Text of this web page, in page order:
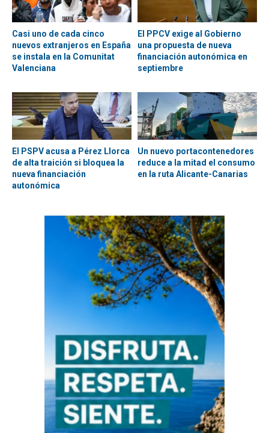
Casi uno de cada cinco
nuevos extranjeros en España
se instala en la Comunitat
Valenciana
El PPCV exige al Gobierno
una propuesta de nueva
financiación autonómica en
septiembre
El PSPV acusa a Pérez Llorca
de alta traición si bloquea la
nueva financiación
autonómica
Un nuevo portacontenedores
reduce a la mitad el consumo
en la ruta Alicante-Canarias